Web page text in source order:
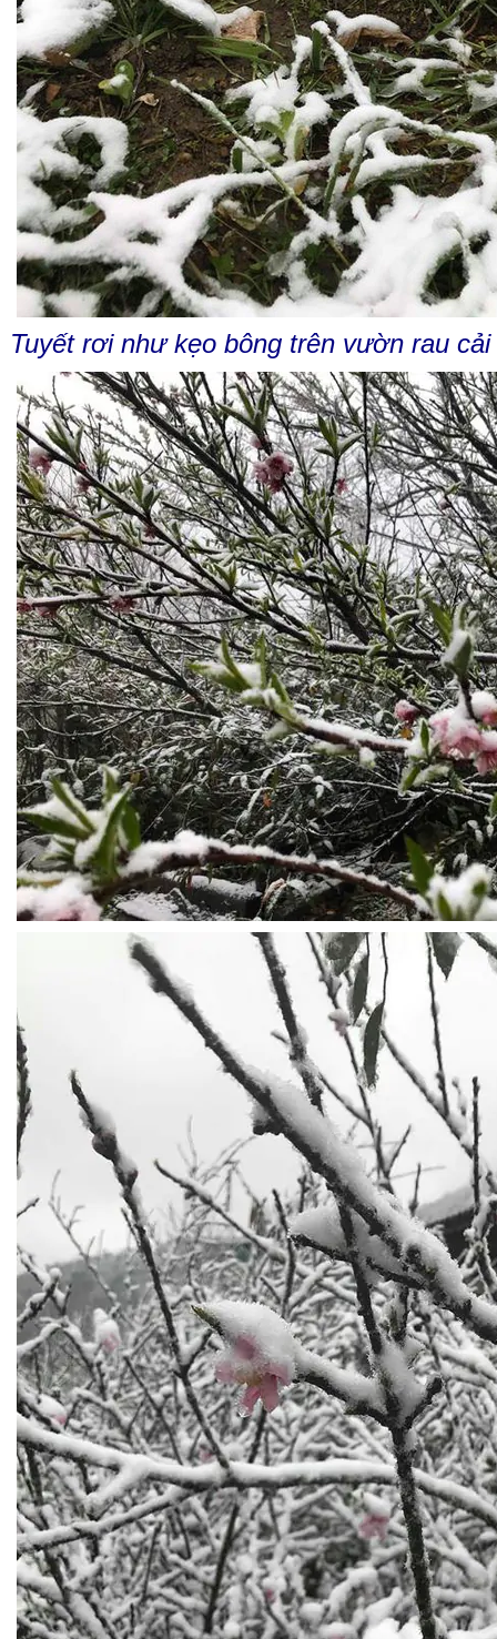
Tuyết rơi như kẹo bông trên vườn rau